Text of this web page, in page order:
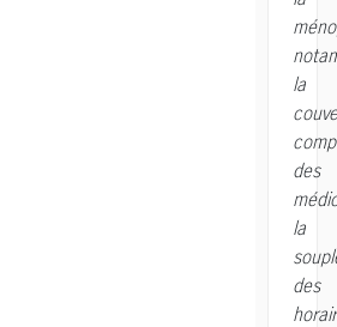
la
des
la
des